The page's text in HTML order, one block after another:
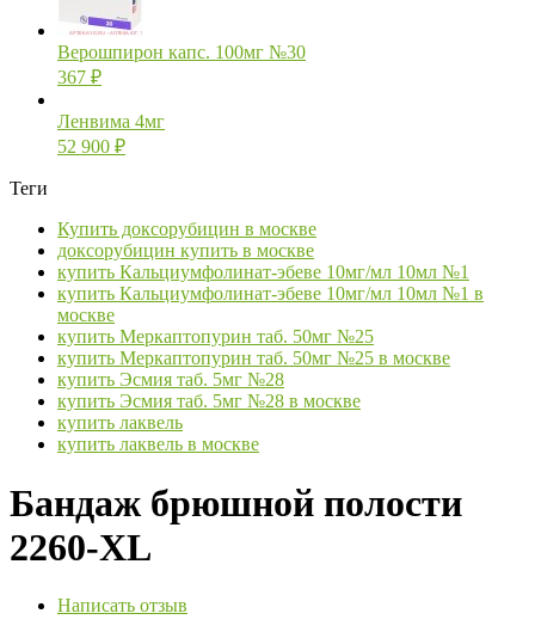
Верошпирон капс. 100мг №30
367 ₽
Ленвима 4мг
52 900 ₽
Теги
Купить доксорубицин в москве
доксорубицин купить в москве
купить Кальциумфолинат-эбеве 10мг/мл 10мл №1
купить Кальциумфолинат-эбеве 10мг/мл 10мл №1 в
москве
купить Меркаптопурин таб. 50мг №25
купить Меркаптопурин таб. 50мг №25 в москве
купить Эсмия таб. 5мг №28
купить Эсмия таб. 5мг №28 в москве
купить лаквель
купить лаквель в москве
Бандаж брюшной полости
2260-XL
Написать отзыв